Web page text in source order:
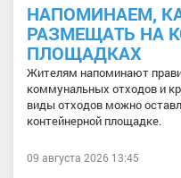
НАПОМИНАЕМ,
РАЗМЕЩАТЬ НА
ПЛОЩАДКАХ
Жителям напоминают
коммунальных отходов и
виды отходов можно
контейнерной площадке.
09 августа 2026 13:45